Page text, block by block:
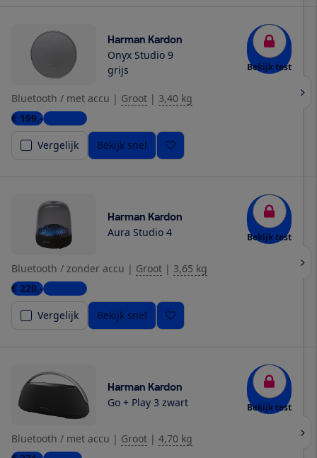
Harman Kardon
Onyx Studio 9
grijs
Bekijk test
Bluetooth / met accu | Groot | 3,40 kg
€ 199,-5 winkels
Vergelijk
Bekijk snel
Harman Kardon
Aura Studio 4 Bekijk test
Bluetooth / zonder accu | Groot | 3,65 kg
€ 220,-3 winkels
Vergelijk
Bekijk snel
Harman Kardon
Go + Play 3 zwart Bekijk test
Bluetooth / met accu | Groot | 4,70 kg